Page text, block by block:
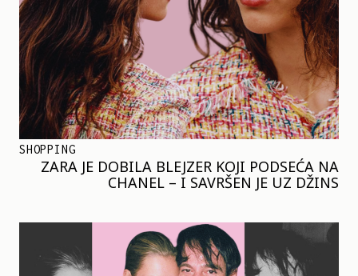
SHOPPING
ZARA JE DOBILA BLEJZER KOJI PODSEĆA NA
CHANEL – I SAVRŠEN JE UZ DŽINS